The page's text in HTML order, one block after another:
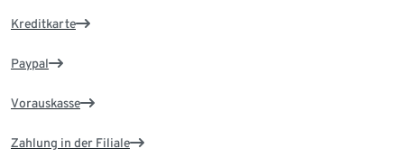
Kreditkarte
Paypal
Vorauskasse
Zahlung in der Filiale